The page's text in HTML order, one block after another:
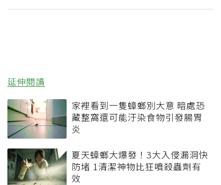
延伸閱讀
家裡看到一隻蟑螂別大意 暗處恐
藏整窩還可能汙染食物引發腸胃
炎
夏天蟑螂大爆發！3大入侵漏洞快
防堵 1清潔神物比狂噴殺蟲劑有
效